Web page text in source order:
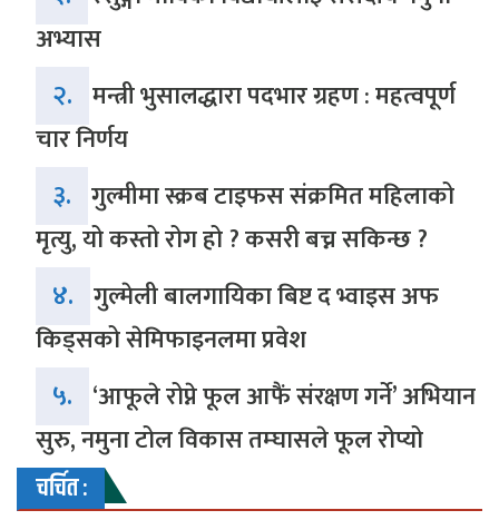
अभ्यास
२. मन्त्री भुसालद्धारा पदभार ग्रहण : महत्वपूर्ण
चार निर्णय
३. गुल्मीमा स्क्रब टाइफस संक्रमित महिलाको
मृत्यु, यो कस्तो रोग हो ? कसरी बच्न सकिन्छ ?
४. गुल्मेली बालगायिका बिष्ट द भ्वाइस अफ
किड्सको सेमिफाइनलमा प्रवेश
५. ‘आफूले रोप्ने फूल आफैं संरक्षण गर्ने’ अभियान
सुरु, नमुना टोल विकास तम्घासले फूल रोप्यो
चर्चित :